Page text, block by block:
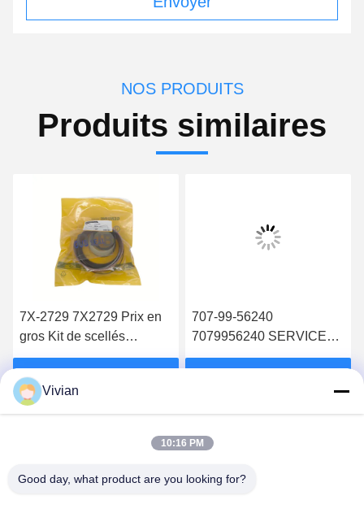
NOS PRODUITS
Produits similaires
7X-2729 7X2729 Prix en
gros Kit de scellés
hydrauliques pour
cylindres 826B
Obtenez le meilleur prix
707-99-56240
7079956240 SERVICE
KIT, CYLINDRE de levage
Vivian
10:16 PM
Good day, what product are you looking for?